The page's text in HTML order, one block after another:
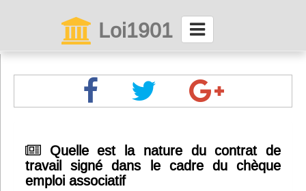
Loi1901
Menu général
Quelle est la nature du contrat de
travail signé dans le cadre du chèque
emploi associatif